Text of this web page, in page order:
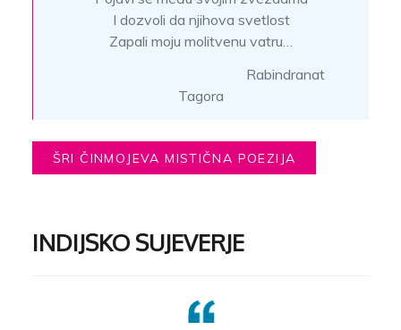
I dozvoli da njihova svetlost
Zapali moju molitvenu vatru…
Rabindranat
Tagora
ŠRI ČINMOJEVA MISTIČNA POEZIJA
INDIJSKO SUJEVERJE